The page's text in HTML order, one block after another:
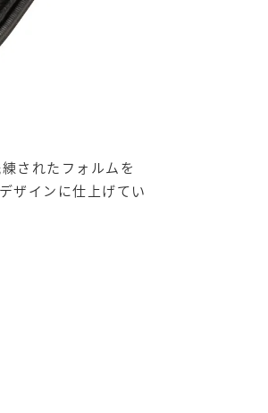
されたフォルムを
ザインに仕上げてい